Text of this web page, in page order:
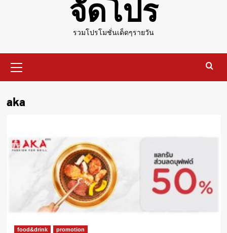
จัดโปร
รวมโปรโมชั่นเด็ดๆรายวัน
Menu
aka
food&drink promotion